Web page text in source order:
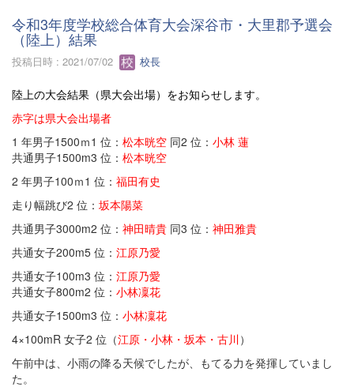
令和3年度学校総合体育大会深谷市・大里郡予選会
（陸上）結果
投稿日時 : 2021/07/02 校長
陸上の大会結果（県大会出場）をお知らせします。
赤字は県大会出場者
1 年男子1500ｍ1 位： 松本晄空 同2 位： 小林 蓮
共通男子1500m3 位： 松本晄空
2 年男子100ｍ1 位： 福田有史
走り幅跳び2 位： 坂本陽菜
共通男子3000m2 位： 神田晴貴 同3 位： 神田雅貴
共通女子200m5 位： 江原乃愛
共通女子100m3 位： 江原乃愛
共通女子800m2 位： 小林凜花
共通女子1500m3 位： 小林凜花
4×100mR 女子2 位（江原・小林・坂本・古川）
午前中は、小雨の降る天候でしたが、もてる力を発揮していまし
た。